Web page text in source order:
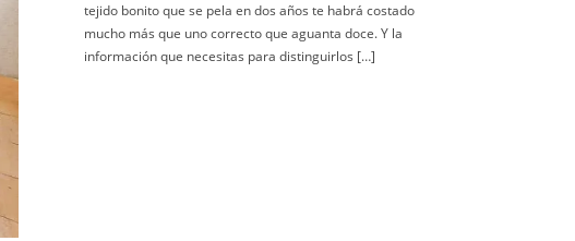
tejido bonito que se pela en dos años te habrá costado
mucho más que uno correcto que aguanta doce. Y la
información que necesitas para distinguirlos […]